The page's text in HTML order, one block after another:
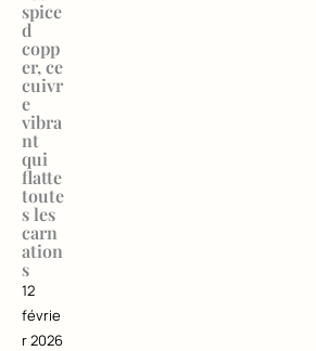
spice
d
copp
er, ce
cuivr
e
vibra
nt
qui
flatte
toute
s les
carn
ation
s
12
févrie
r 2026